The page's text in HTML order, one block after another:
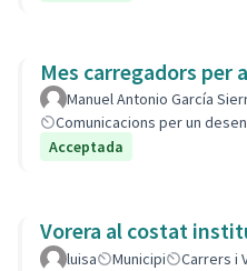
Mes carregadors per
Manuel Antonio García
Comunicacions per un
Acceptada
Vorera al costat
luisa Municipi Carrers i